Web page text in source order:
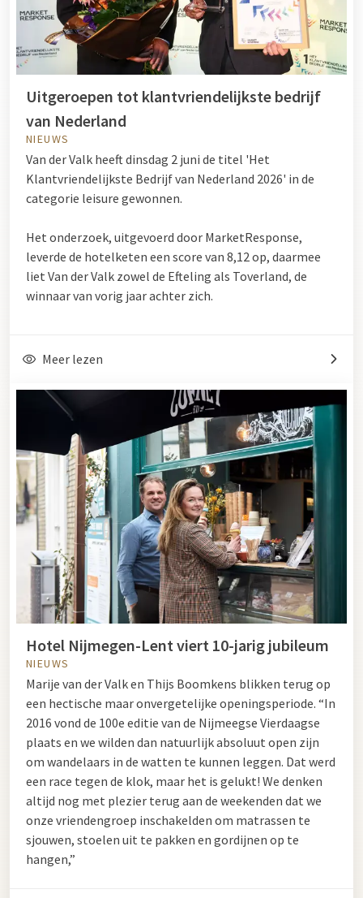
Uitgeroepen tot klantvriendelijkste bedrijf
van Nederland
NIEUWS
Van der Valk heeft dinsdag 2 juni de titel 'Het
Klantvriendelijkste Bedrijf van Nederland 2026' in de
categorie leisure gewonnen.
Het onderzoek, uitgevoerd door MarketResponse,
leverde de hotelketen een score van 8,12 op, daarmee
liet Van der Valk zowel de Efteling als Toverland, de
winnaar van vorig jaar achter zich.
Meer lezen
Hotel Nijmegen-Lent viert 10-jarig jubileum
NIEUWS
Marije van der Valk en Thijs Boomkens blikken terug op
een hectische maar onvergetelijke openingsperiode. “In
2016 vond de 100e editie van de Nijmeegse Vierdaagse
plaats en we wilden dan natuurlijk absoluut open zijn
om wandelaars in de watten te kunnen leggen. Dat werd
een race tegen de klok, maar het is gelukt! We denken
altijd nog met plezier terug aan de weekenden dat we
onze vriendengroep inschakelden om matrassen te
sjouwen, stoelen uit te pakken en gordijnen op te
hangen,”